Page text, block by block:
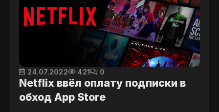
24.07.2022 421 0
Netflix ввёл оплату подписки в
обход App Store